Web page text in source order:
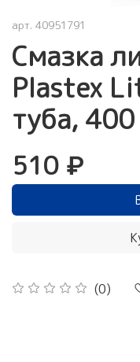
арт. 40951791
Смазка
Plastex
туба, 400
(0)
510 ₽